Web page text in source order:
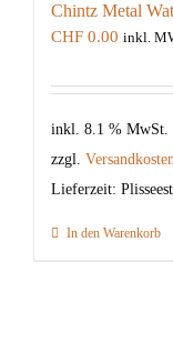
Chintz Metal
CHF 0.00 inkl.
inkl. 8.1 % MwSt.
zzgl. Versandkosten
Lieferzeit:
In den Warenkorb